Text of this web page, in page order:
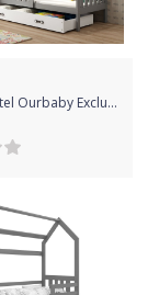
Dětská postel Ourbaby Exclusive šedá 160x80 cm